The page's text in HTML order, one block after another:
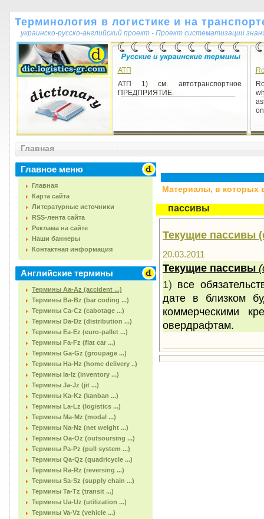
Терминология в логистике и на
украинско-русско-английский проект - Проект систематизации
АТП
АТП 1) см. автотранспортное
ПРЕДПРИЯТИЕ.
Главная
Главное меню
Главная
Карта сайта
Литературные источники
RSS-лента сайта
Реклама на сайте
Наши баннеры
Контактная информация
Английские термины
Термины Aa-Az (accident ...)
Термины Ba-Bz (bar coding ...)
Термины Ca-Cz (cabotage ...)
Термины Da-Dz (distribution ...)
Термины Ea-Ez (euro-pallet ...)
Термины Fa-Fz (flat car ...)
Термины Ga-Gz (groupage ...)
Термины Ha-Hz (home delivery ..)
Термины Ia-Iz (inventory ...)
Термины Ja-Jz (jit ...)
Термины Ka-Kz (kanban ...)
Термины La-Lz (logistics ...)
Термины Ma-Mz (modal ...)
Термины Na-Nz (net weight ...)
Термины Oa-Oz (outsoursing ...)
Термины Pa-Pz (pull system ...)
Термины Qa-Qz (quadricycle ...)
Термины Ra-Rz (reversing ...)
Термины Sa-Sz (supply chain ...)
Термины Ta-Tz (transit ...)
Термины Ua-Uz (utilization ...)
Термины Va-Vz (vehicle ...)
Материалы, в которых
пассивы
Текущие пассивы
20.03.2011
Текущие пассивы (
1) все
дате в близком
коммерческими
овердрафтам.